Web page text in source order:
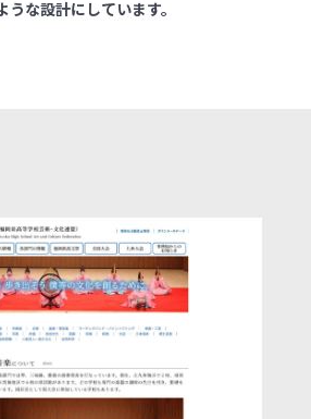
な設計にしています。